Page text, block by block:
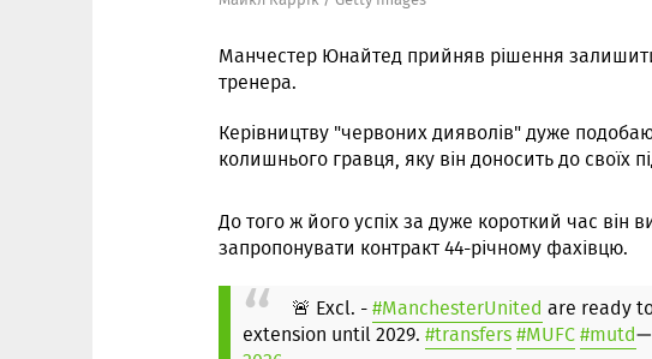
Манчестер Юнайтед прийняв рішення
тренера.
Керівництву "червоних дияволів" дуже
колишнього гравця, яку він доносить до своїх
До того ж його успіх за дуже короткий час він
запропонувати контракт 44-річному фахівцю.
🚨 Excl. -#ManchesterUnited are ready
extension until 2029. #transfers#MUFC#mutd—